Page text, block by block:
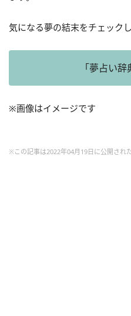
気になる夢の結末をチェック
「夢占い
※画像はイメージです
※この記事は2022年04月19日に公開され